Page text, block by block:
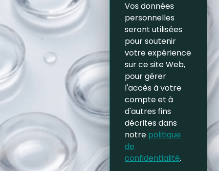
Vos données
personnelles
seront utilisées
pour soutenir
votre expérience
sur ce site Web,
pour gérer
l'accès à votre
compte et à
d'autres fins
décrites dans
notre politique
de
confidentialité.